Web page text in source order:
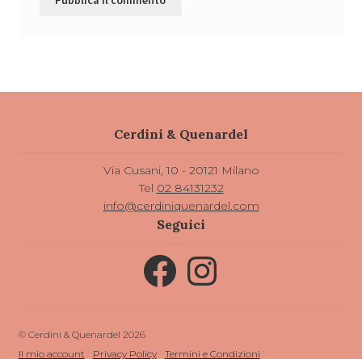
Cerdini & Quenardel
Via Cusani, 10 - 20121 Milano
Tel 02 84131232
info@cerdiniquenardel.com
Seguici
FacebookInstagram
© Cerdini & Quenardel 2026
Il mio account
Privacy Policy Termini e Condizioni